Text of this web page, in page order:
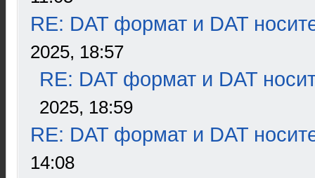
RE: DAT формат и DAT
2025, 18:57
RE: DAT формат и DAT
2025, 18:59
RE: DAT формат и DAT
14:08